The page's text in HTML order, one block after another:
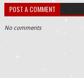
POST A COMMENT
No comments